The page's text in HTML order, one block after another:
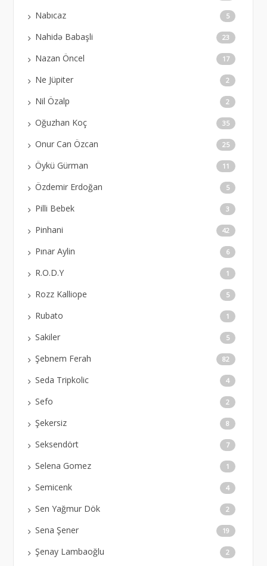
Nabıcaz 5
Nahidə Babaşli 23
Nazan Öncel 17
Ne Jüpiter 2
Nil Özalp 2
Oğuzhan Koç 35
Onur Can Özcan 25
Öykü Gürman 11
Özdemir Erdoğan 5
Pilli Bebek 3
Pinhani 42
Pınar Aylin 6
R.O.D.Y 1
Rozz Kalliope 5
Rubato 1
Sakiler 5
Şebnem Ferah 82
Seda Tripkolic 4
Sefo 2
Şekersiz 8
Seksendört 7
Selena Gomez 1
Semicenk 4
Sen Yağmur Dök 2
Sena Şener 19
Şenay Lambaoğlu 2